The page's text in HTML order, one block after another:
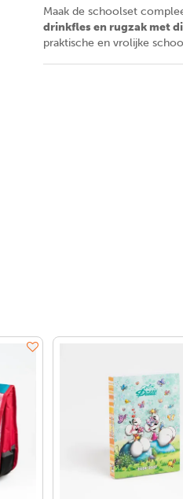
Maak de schoolset
drinkfles en rugzak met
praktische en vrolijke